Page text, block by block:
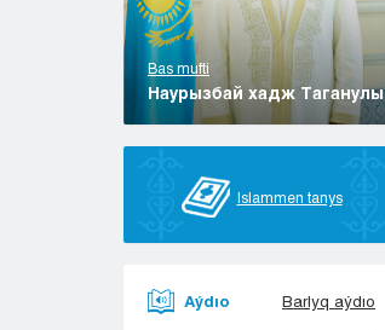
Bas mufti
Наурызбай хадж Таганулы
Islammen tanys
Aýdıo Barlyq aýdıo